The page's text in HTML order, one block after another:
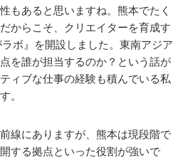
もあると思いますね。熊本でたく
からこそ、クリエイターを育成す
ボ』を開設しました。東南アジア
を誰が担当するのか？という話が
ィブな仕事の経験も積んでいる私
。
線にありますが、熊本は現段階で
する拠点といった役割が強いで